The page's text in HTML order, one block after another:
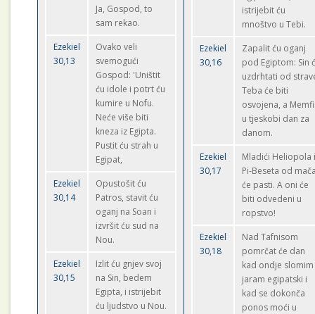
Ja, Gospod, to
sam rekao.
Ezekiel
30,13
Ovako veli
svemogući
Gospod: 'Uništit
ću idole i potrt ću
kumire u Nofu.
Neće više biti
kneza iz Egipta.
Pustit ću strah u
Egipat,
Ezekiel
30,14
Opustošit ću
Patros, stavit ću
oganj na Soan i
izvršit ću sud na
Nou.
Ezekiel
30,15
Izlit ću gnjev svoj
na Sin, bedem
Egipta, i istrijebit
ću ljudstvo u Nou.
istrijebit ću
mnoštvo u Tebi.
Ezekiel
30,16
Zapalit ću oganj
pod Egiptom: Sin
uzdrhtati od
Teba će biti
osvojena, a
u tjeskobi dan za
danom.
Ezekiel
30,17
Mladići Heliopola
Pi-Beseta od
će pasti. A oni će
biti odvedeni u
ropstvo!
Ezekiel
30,18
Nad Tafnisom
pomrčat će dan
kad ondje slomim
jaram egipatski i
kad se dokonča
ponos moći u